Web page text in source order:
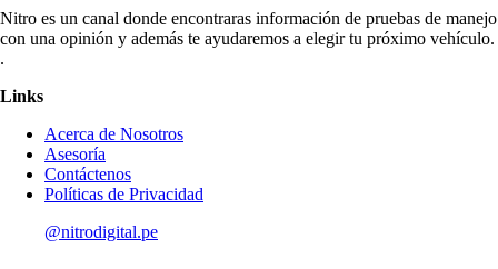
Nitro es un canal donde encontraras información de pruebas de manejo
con una opinión y además te ayudaremos a elegir tu próximo vehículo.
.
Links
Acerca de Nosotros
Asesoría
Contáctenos
Políticas de Privacidad
@nitrodigital.pe